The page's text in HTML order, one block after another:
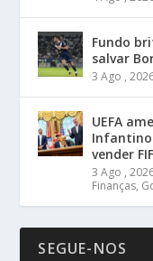
Fundo
salvar
3 Ago ,
UEFA
vender
3 Ago ,
Finanças,
SEGUE-NOS